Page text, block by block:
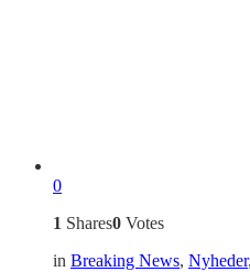
0
1 Shares0 Votes
in Breaking News, Nyheder,